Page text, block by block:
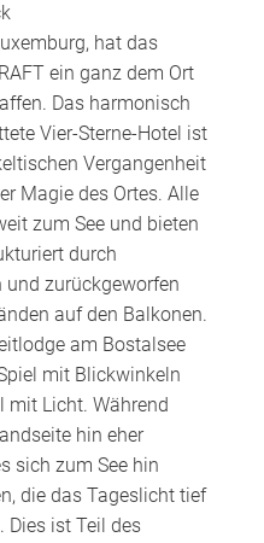
hat das
ein ganz dem Ort
Das harmonisch
Vier-Sterne-Hotel ist
Vergangenheit
Magie des Ortes. Alle
zum See und bieten
durch
zurückgeworfen
auf den Balkonen.
am Bostalsee
mit Blickwinkeln
mit Licht. Während
hin eher
sich zum See hin
die das Tageslicht tief
Dies ist Teil des